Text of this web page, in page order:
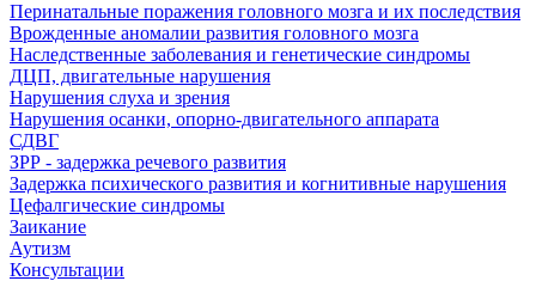
Перинатальные поражения головного мозга и их последствия
Врожденные аномалии развития головного мозга
Наследственные заболевания и генетические синдромы
ДЦП, двигательные нарушения
Нарушения слуха и зрения
Нарушения осанки, опорно-двигательного аппарата
СДВГ
ЗРР - задержка речевого развития
Задержка психического развития и когнитивные нарушения
Цефалгические синдромы
Заикание
Аутизм
Консультации